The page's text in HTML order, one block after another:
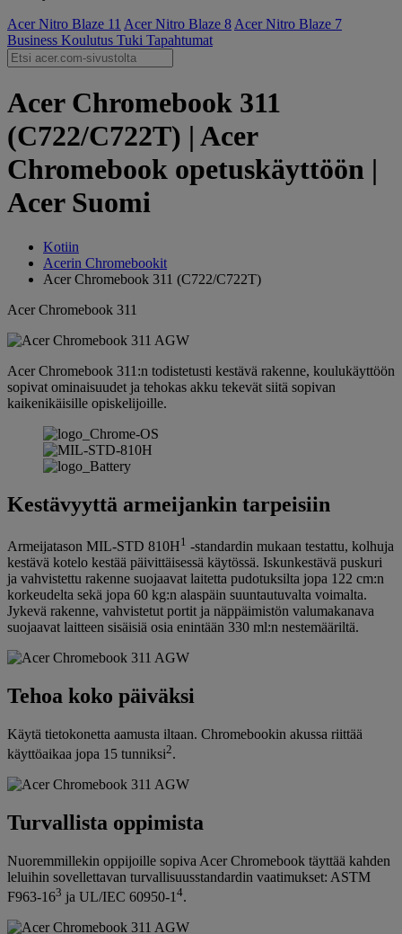
Acer Nitro Blaze 11 Acer Nitro Blaze 8 Acer Nitro Blaze 7
Business Koulutus Tuki Tapahtumat
Acer Chromebook 311
(C722/C722T) | Acer
Chromebook opetuskäyttöön |
Acer Suomi
Kotiin
Acerin Chromebookit
Acer Chromebook 311 (C722/C722T)
Acer Chromebook 311
Acer Chromebook 311:n todistetusti kestävä rakenne, koulukäyttöön
sopivat ominaisuudet ja tehokas akku tekevät siitä sopivan
kaikenikäisille opiskelijoille.
Kestävyyttä armeijankin tarpeisiin
Armeijatason MIL-STD 810H1 -standardin mukaan testattu, kolhuja
kestävä kotelo kestää päivittäisessä käytössä. Iskunkestävä puskuri
ja vahvistettu rakenne suojaavat laitetta pudotuksilta jopa 122 cm:n
korkeudelta sekä jopa 60 kg:n alaspäin suuntautuvalta voimalta.
Jykevä rakenne, vahvistetut portit ja näppäimistön valumakanava
suojaavat laitteen sisäisiä osia enintään 330 ml:n nestemääriltä.
Tehoa koko päiväksi
Käytä tietokonetta aamusta iltaan. Chromebookin akussa riittää
käyttöaikaa jopa 15 tunniksi2.
Turvallista oppimista
Nuoremmillekin oppijoille sopiva Acer Chromebook täyttää kahden
leluihin sovellettavan turvallisuusstandardin vaatimukset: ASTM
F963-163 ja UL/IEC 60950-1 4.